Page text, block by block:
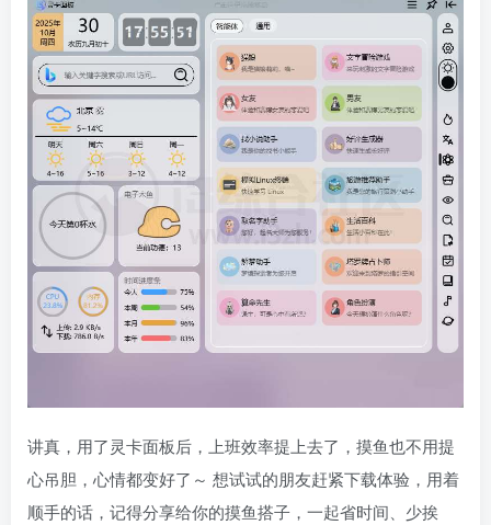
讲真，用了灵卡面板后，上班效率提上去了，摸鱼也不用提
心吊胆，心情都变好了～ 想试试的朋友赶紧下载体验，用着
顺手的话，记得分享给你的摸鱼搭子，一起省时间、少挨